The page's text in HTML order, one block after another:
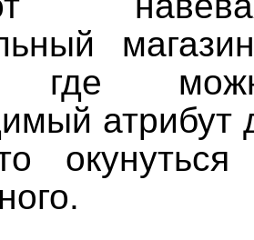
где
атрибут